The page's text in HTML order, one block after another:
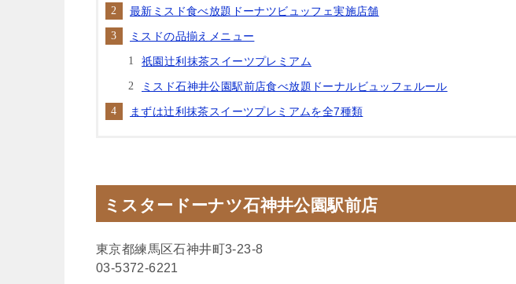
最新ミスド食べ放題ドーナツビュッフェ実施店舗
ミスドの品揃えメニュー
祇園辻利抹茶スイーツプレミアム
ミスド石神井公園駅前店食べ放題ドーナルビュッフェルール
まずは辻利抹茶スイーツプレミアムを全7種類
ミスタードーナツ石神井公園駅前店
東京都練馬区石神井町3-23-8
03-5372-6221